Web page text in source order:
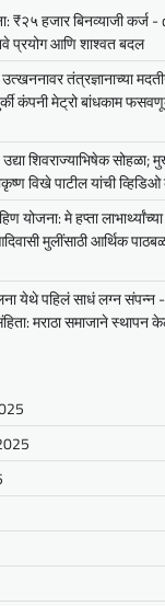
₹२५ हजार बिनव्याजी कर्ज
प्रयोग आणि शाश्वत बदल
तंत्रज्ञानाच्या
कंपनी मेट्रो बांधकाम
उद्या शिवराज्याभिषेक
विखे पाटील यांची
योजना: मे हप्ता
मुलींसाठी आर्थिक
येथे पहिलं साधं लग्न
मराठा समाजाने स्थापन